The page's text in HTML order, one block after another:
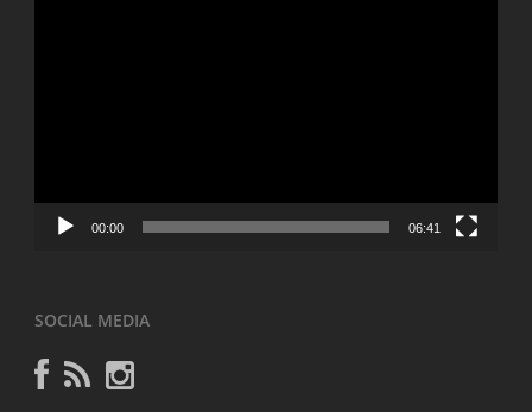
00:00 06:41
SOCIAL MEDIA